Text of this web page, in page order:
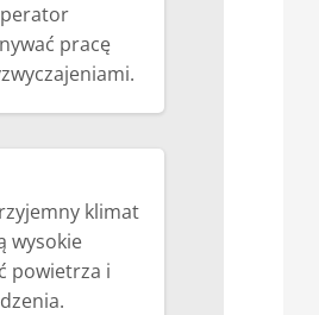
pracę
klimat
wysokie
powietrza i